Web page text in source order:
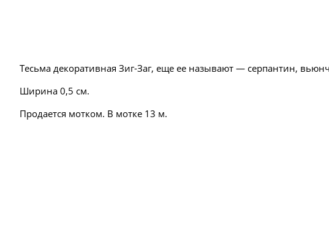
Тесьма декоративная Зиг-Заг, еще ее называют — серпантин,
Ширина 0,5 см.
Продается мотком. В мотке 13 м.